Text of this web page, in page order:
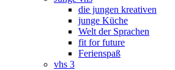
die jungen kreativen
junge Küche
Welt der Sprachen
fit for future
Ferienspaß
vhs 3